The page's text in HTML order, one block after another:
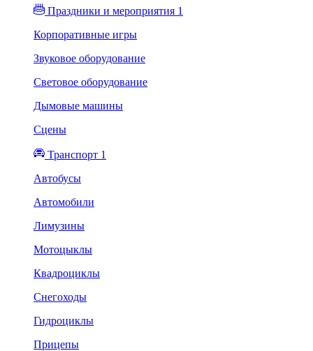
Праздники и мероприятия 1
Корпоративные игры
Звуковое оборудование
Световое оборудование
Дымовые машины
Сцены
Транспорт 1
Автобусы
Автомобили
Лимузины
Мотоцыклы
Квадроциклы
Снегоходы
Гидроциклы
Прицепы